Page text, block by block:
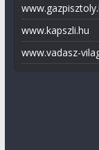
www.kapszli.hu
www.vadasz-